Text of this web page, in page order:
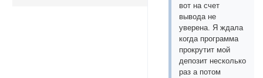
вот на счет
вывода не
уверена. Я ждала
когда программа
прокрутит мой
депозит несколько
раз а потом